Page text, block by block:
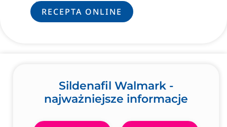
leczenie.
RECEPTA ONLINE
Sildenafil Walmark -
najważniejsze informacje